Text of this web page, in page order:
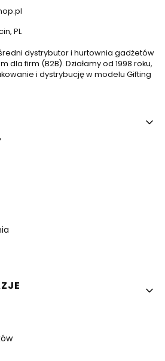
PL
dystrybutor i hurtownia gadżetów
dla firm (B2B). Działamy od 1998 roku,
i dystrybucję w modelu Gifting